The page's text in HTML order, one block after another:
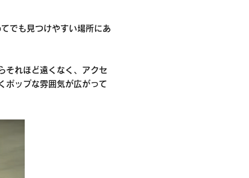
でも見つけやすい場所にあ
それほど遠くなく、アクセ
ポップな雰囲気が広がって